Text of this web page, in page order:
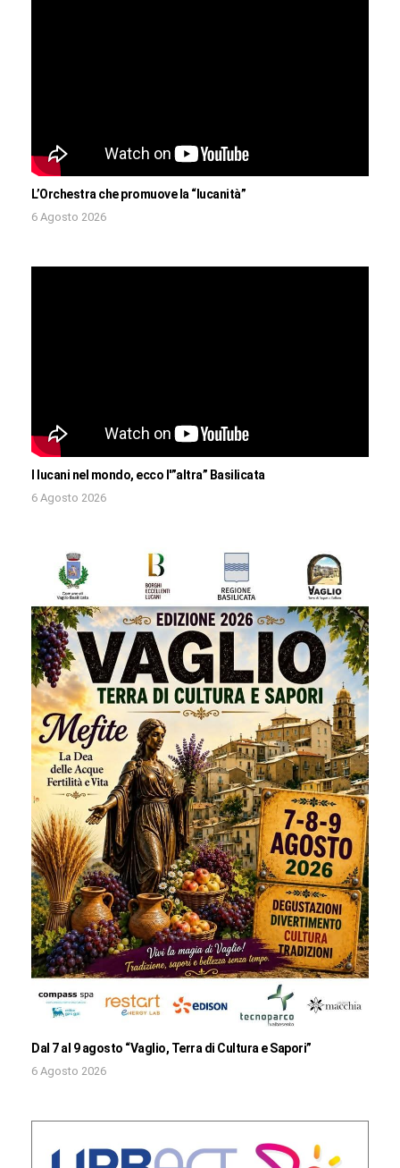
L’Orchestra che promuove la “lucanità”
6 Agosto 2026
I lucani nel mondo, ecco l'”altra” Basilicata
6 Agosto 2026
Dal 7 al 9 agosto “Vaglio, Terra di Cultura e Sapori”
6 Agosto 2026